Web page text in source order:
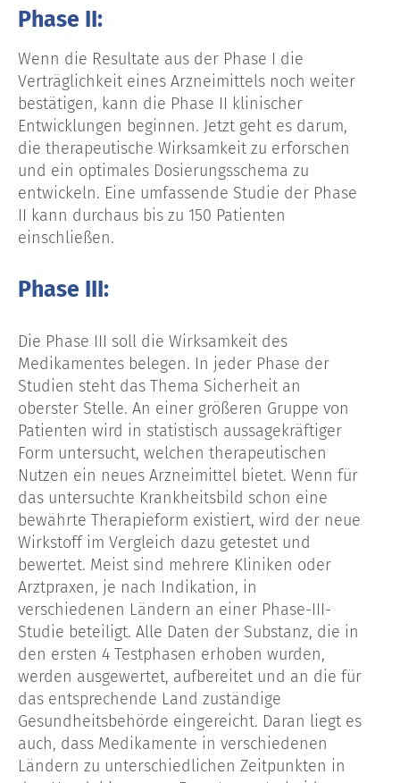
Phase II:
Wenn die Resultate aus der Phase I die
Verträglichkeit eines Arzneimittels noch weiter
bestätigen, kann die Phase II klinischer
Entwicklungen beginnen. Jetzt geht es darum,
die therapeutische Wirksamkeit zu erforschen
und ein optimales Dosierungsschema zu
entwickeln. Eine umfassende Studie der Phase
II kann durchaus bis zu 150 Patienten
einschließen.
Phase III:
Die Phase III soll die Wirksamkeit des
Medikamentes belegen. In jeder Phase der
Studien steht das Thema Sicherheit an
oberster Stelle. An einer größeren Gruppe von
Patienten wird in statistisch aussagekräftiger
Form untersucht, welchen therapeutischen
Nutzen ein neues Arzneimittel bietet. Wenn für
das untersuchte Krankheitsbild schon eine
bewährte Therapieform existiert, wird der neue
Wirkstoff im Vergleich dazu getestet und
bewertet. Meist sind mehrere Kliniken oder
Arztpraxen, je nach Indikation, in
verschiedenen Ländern an einer Phase-III-
Studie beteiligt. Alle Daten der Substanz, die in
den ersten 4 Testphasen erhoben wurden,
werden ausgewertet, aufbereitet und an die für
das entsprechende Land zuständige
Gesundheitsbehörde eingereicht. Daran liegt es
auch, dass Medikamente in verschiedenen
Ländern zu unterschiedlichen Zeitpunkten in